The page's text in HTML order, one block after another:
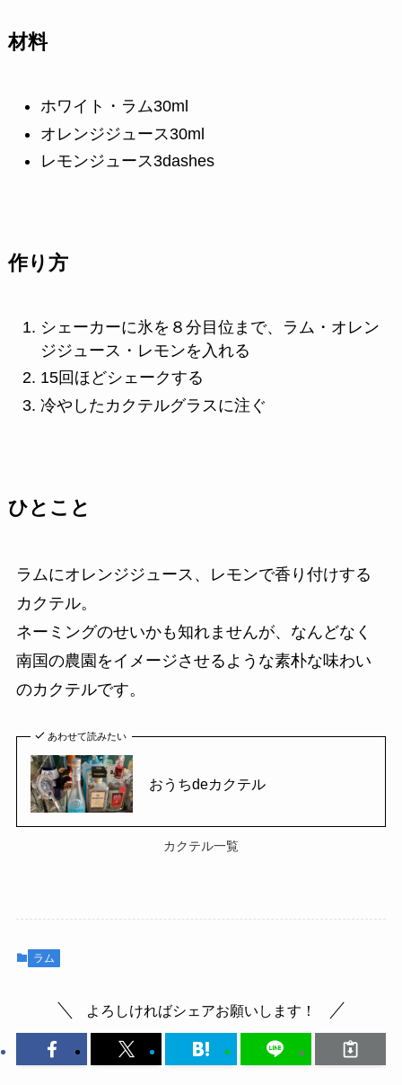
材料
ホワイト・ラム30ml
オレンジジュース30ml
レモンジュース3dashes
作り方
シェーカーに氷を８分目位まで、ラム・オレン
ジジュース・レモンを入れる
15回ほどシェークする
冷やしたカクテルグラスに注ぐ
ひとこと
ラムにオレンジジュース、レモンで香り付けする
カクテル。
ネーミングのせいかも知れませんが、なんどなく
南国の農園をイメージさせるような素朴な味わい
のカクテルです。
あわせて読みたい
おうちdeカクテル
カクテル一覧
ラム
よろしければシェアお願いします！